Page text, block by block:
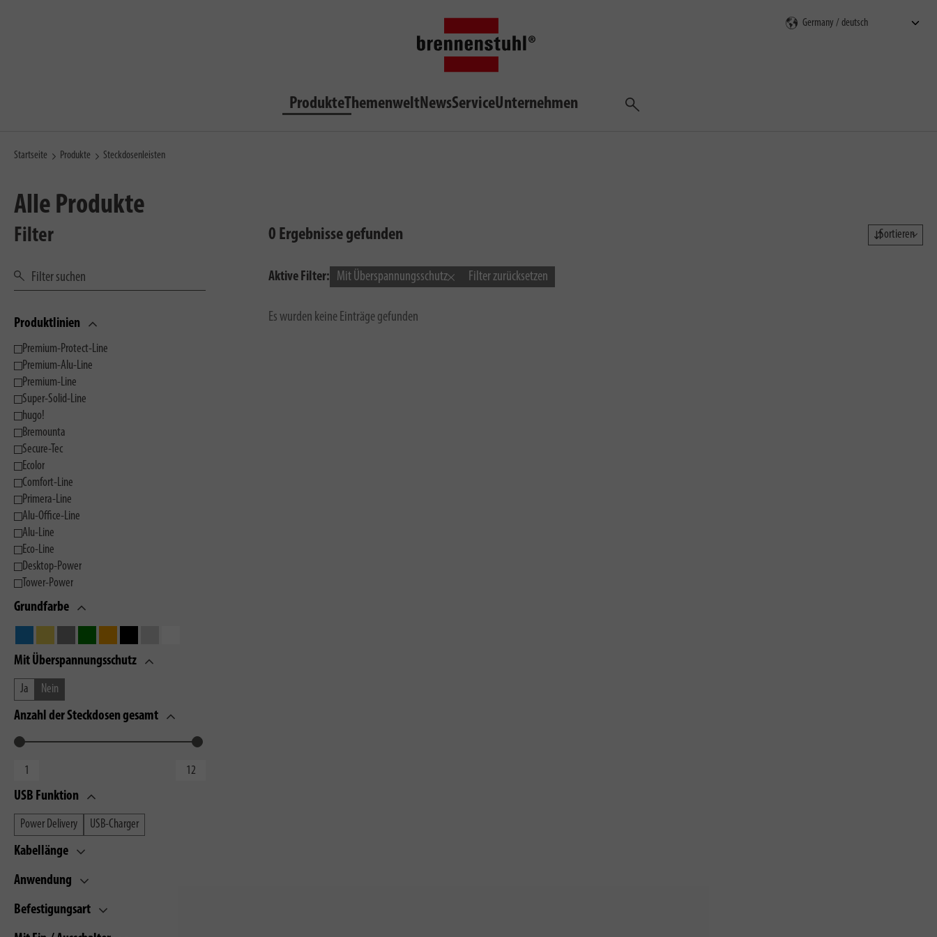
ProdukteThemenweltNewsServiceUnternehmen
Suchen
Startseite Produkte Steckdosenleisten
Alle Produkte
Filter
Produktlinien
Premium-Protect-Line
Premium-Alu-Line
Premium-Line
Super-Solid-Line
hugo!
Bremounta
Secure-Tec
Ecolor
Comfort-Line
Primera-Line
Alu-Office-Line
Alu-Line
Eco-Line
Desktop-Power
Tower-Power
Grundfarbe
Mit Überspannungsschutz
Ja Nein
Anzahl der Steckdosen gesamt
USB Funktion
Power Delivery USB-Charger
Kabellänge
Anwendung
Befestigungsart
0 Ergebnisse gefunden Sortieren
Aktive Filter: Mit Überspannungsschutz Filter zurücksetzen
Es wurden keine Einträge gefunden